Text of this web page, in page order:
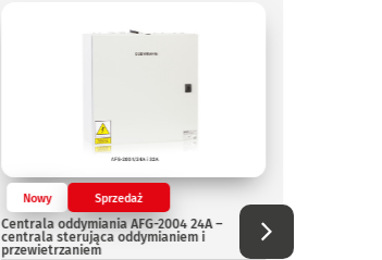
Nowy Sprzedaż
Centrala oddymiania AFG-2004 24A –
centrala sterująca oddymianiem i
przewietrzaniem